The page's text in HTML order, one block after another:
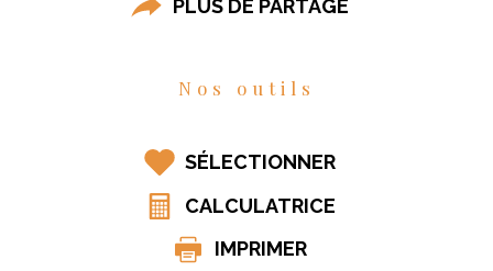
PLUS DE PARTAGE
Nos outils
SÉLECTIONNER
CALCULATRICE
IMPRIMER